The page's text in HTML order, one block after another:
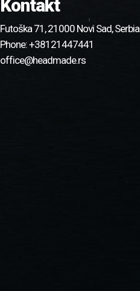
Kontakt
Futoška 71, 21000 Novi Sad, Serbia
Phone: +38121447441
office@headmade.rs